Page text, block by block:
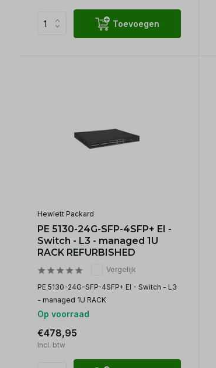
Toevoegen
Hewlett Packard
PE 5130-24G-SFP-4SFP+ EI -
Switch - L3 - managed 1U
RACK REFURBISHED
Vergelijk
PE 5130-24G-SFP-4SFP+ EI - Switch - L3
- managed 1U RACK
Op voorraad
€478,95
Incl. btw